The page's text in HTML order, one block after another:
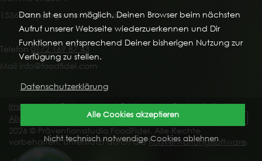
Dann ist es uns möglich, Deinen Browser beim nächsten
Aufruf unserer Webseite wiederzuerkennen und Dir
Funktionen entsprechend Deiner bisherigen Nutzung zur
Verfügung zu stellen.
Datenschutzerklärung
Nicht technisch notwendige Cookies ablehnen
Alle Cookies akzeptieren
15366 Hoppegarten OT Hönow
Telefon 0172 169 87 43
Mail info@foodfidel.com
Impressum|Datenschutz|Erklärung zur Barrierefreiheit|
Allgemeine Geschäftsbedingungen| Vertrag widerrufen
2026 © Präventionsstudio FoodFidel. Alle Rechte
vorbehalten. Unterstützt durch dieKursverwaltungssoftware.